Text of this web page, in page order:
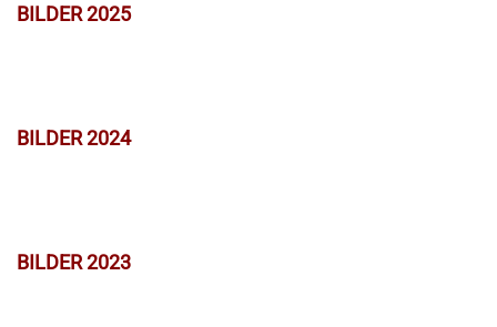
BILDER 2025
BILDER 2024
BILDER 2023